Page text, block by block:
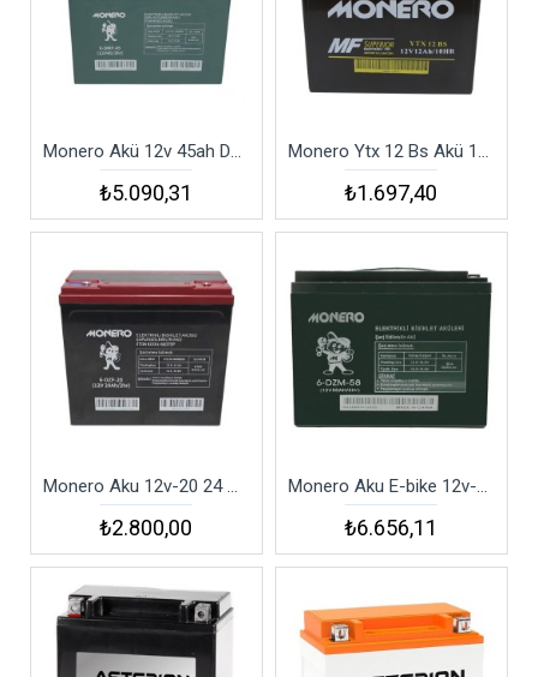
Monero Akü 12v 45ah Dar 223x121x174mm
₺5.090,31
Monero Ytx 12 Bs Akü 150x86x131
₺1.697,40
Monero Aku 12v-20 24 Amper Dik 180x78x170 Mm E-bike
₺2.800,00
Monero Aku E-bike 12v-58am 23x150x180 Mm
₺6.656,11